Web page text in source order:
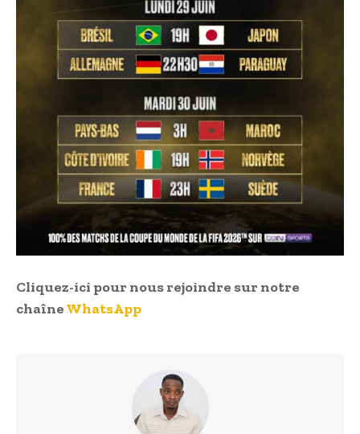
Cliquez-ici pour nous rejoindre sur notre
chaîneWhatsApp